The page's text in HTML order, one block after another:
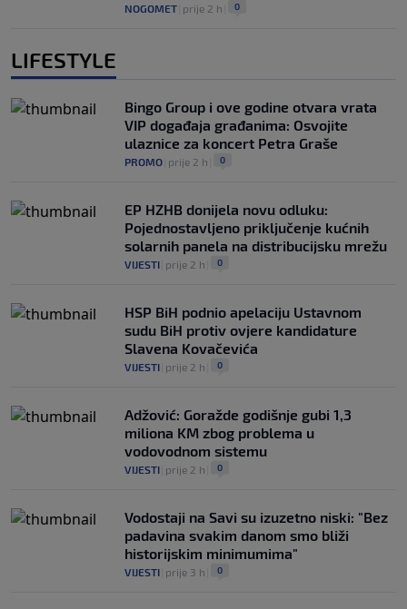
NOGOMET prije 2 h 0
LIFESTYLE
Bingo Group i ove godine otvara vrata
VIP događaja građanima: Osvojite
ulaznice za koncert Petra Graše
PROMO prije 2 h 0
EP HZHB donijela novu odluku:
Pojednostavljeno priključenje kućnih
solarnih panela na distribucijsku mrežu
VIJESTI prije 2 h 0
HSP BiH podnio apelaciju Ustavnom
sudu BiH protiv ovjere kandidature
Slavena Kovačevića
VIJESTI prije 2 h 0
Adžović: Goražde godišnje gubi 1,3
miliona KM zbog problema u
vodovodnom sistemu
VIJESTI prije 2 h 0
Vodostaji na Savi su izuzetno niski: "Bez
padavina svakim danom smo bliži
historijskim minimumima"
VIJESTI prije 3 h 0